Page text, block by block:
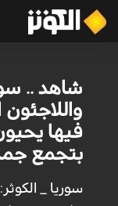
شاهد ..
فيها
بتجمع
سوريا _